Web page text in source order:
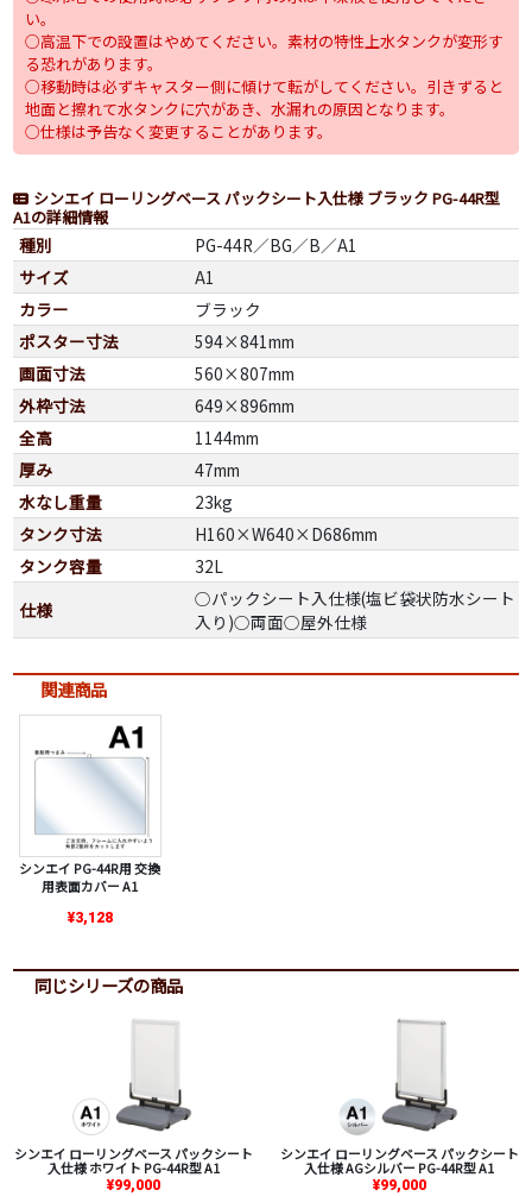
い。
○高温下での設置はやめてください。素材の特性上水タンクが変形す
る恐れがあります。
○移動時は必ずキャスター側に傾けて転がしてください。引きずると
地面と擦れて水タンクに穴があき、水漏れの原因となります。
○仕様は予告なく変更することがあります。
シンエイ ローリングベース パックシート入仕様 ブラック PG-44R型
A1の詳細情報
種別
PG-44R／BG／B／A1
サイズ
A1
カラー
ブラック
ポスター寸法
594×841mm
画面寸法
560×807mm
外枠寸法
649×896mm
全高
1144mm
厚み
47mm
水なし重量
23kg
タンク寸法
H160×W640×D686mm
タンク容量
32L
仕様
○パックシート入仕様(塩ビ袋状防水シート
入り)○両面○屋外仕様
関連商品
シンエイ PG-44R用 交換
用表面カバー A1
¥3,128
同じシリーズの商品
シンエイ ローリングベース パックシート
入仕様 ホワイト PG-44R型 A1
¥99,000
シンエイ ローリングベース パックシート
入仕様 AGシルバー PG-44R型 A1
¥99,000